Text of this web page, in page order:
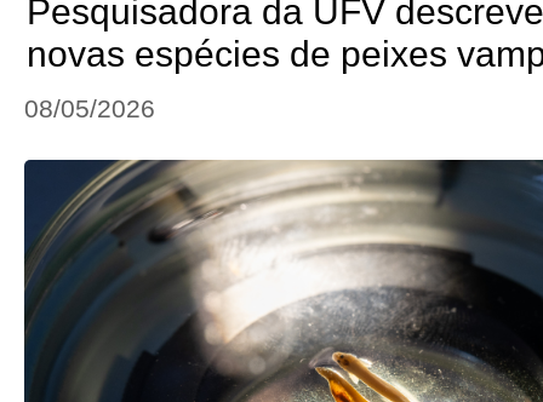
Pesquisadora da UFV
novas espécies de peixes
08/05/2026